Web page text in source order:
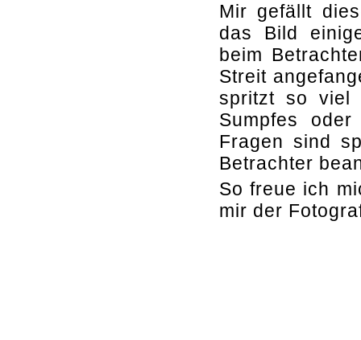
Mir gefällt
das Bild
beim
Streit
spritzt so viel
Sumpfes
Fragen sind
Betrachter
So freue ich
mir der